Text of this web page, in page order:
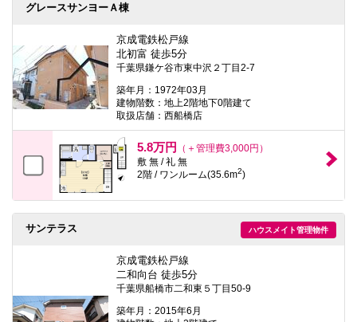
グレースサンヨーＡ棟
京成電鉄松戸線
北初富 徒歩5分
千葉県鎌ケ谷市東中沢２丁目2-7
築年月：1972年03月
建物階数：地上2階地下0階建て
取扱店舗：西船橋店
5.8万円
（＋管理費3,000円）
敷 無 / 礼 無
2階 / ワンルーム(35.6m2)
ハウスメイト管理物件
サンテラス
京成電鉄松戸線
二和向台 徒歩5分
千葉県船橋市二和東５丁目50-9
築年月：2015年6月